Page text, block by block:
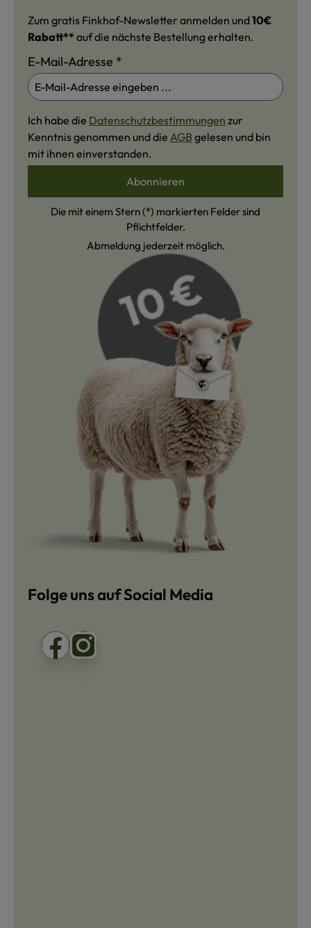
Zum gratis Finkhof-Newsletter anmelden und10€
Rabatt** auf die nächste Bestellung erhalten.
E-Mail-Adresse *
Ich habe die Datenschutzbestimmungen zur
Kenntnis genommen und die AGB gelesen und bin
mit ihnen einverstanden.
Abonnieren
Die mit einem Stern (*) markierten Felder sind
Pflichtfelder.
Abmeldung jederzeit möglich.
Folge uns auf Social Media